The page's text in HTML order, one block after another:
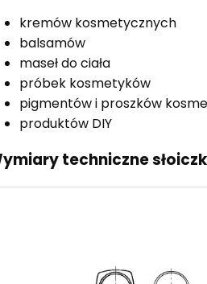
kremów kosmetycznych
balsamów
maseł do ciała
próbek kosmetyków
pigmentów i proszków
produktów DIY
techniczne